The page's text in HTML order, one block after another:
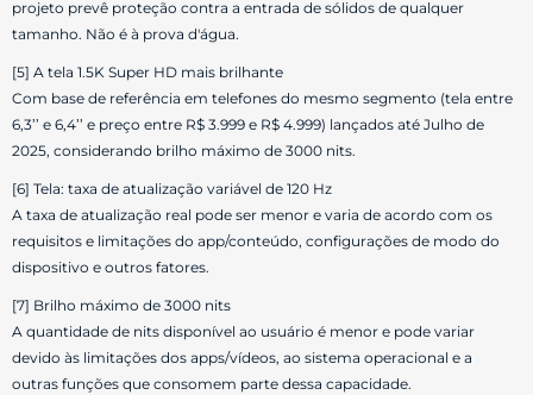
projeto prevê proteção contra a entrada de sólidos de qualquer
tamanho. Não é à prova d'água.
[5] A tela 1.5K Super HD mais brilhante
Com base de referência em telefones do mesmo segmento (tela entre
6,3’’ e 6,4’’ e preço entre R$ 3.999 e R$ 4.999) lançados até Julho de
2025, considerando brilho máximo de 3000 nits.
[6] Tela: taxa de atualização variável de 120 Hz
A taxa de atualização real pode ser menor e varia de acordo com os
requisitos e limitações do app/conteúdo, configurações de modo do
dispositivo e outros fatores.
[7] Brilho máximo de 3000 nits
A quantidade de nits disponível ao usuário é menor e pode variar
devido às limitações dos apps/vídeos, ao sistema operacional e a
outras funções que consomem parte dessa capacidade.